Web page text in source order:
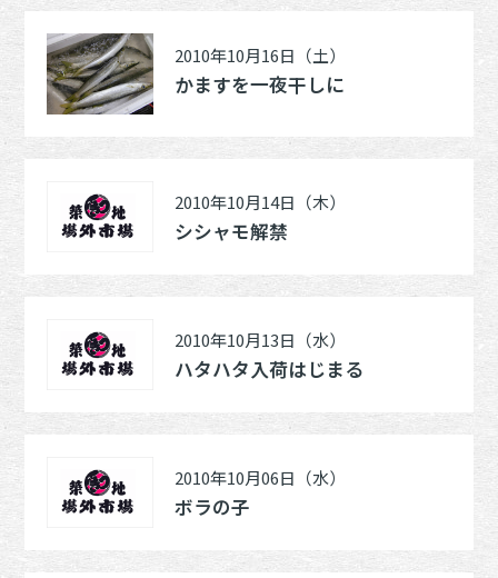
2010年10月16日（土）
かますを一夜干しに
2010年10月14日（木）
シシャモ解禁
2010年10月13日（水）
ハタハタ入荷はじまる
2010年10月06日（水）
ボラの子